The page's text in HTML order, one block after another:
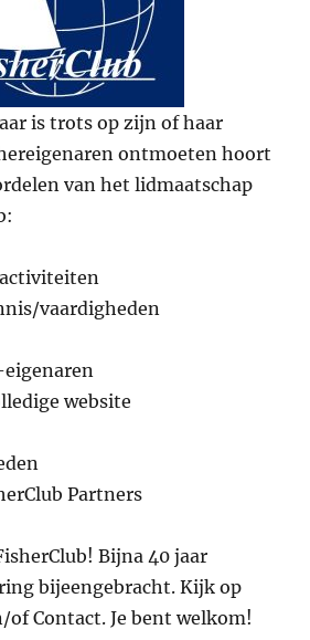
is trots op zijn of haar
ontmoeten hoort
van het lidmaatschap
vaardigheden
website
Partners
Bijna 40 jaar
bijeengebracht. Kijk op
of Contact. Je bent welkom!